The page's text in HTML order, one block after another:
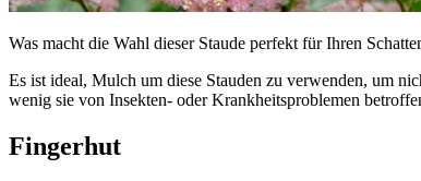
Was macht die Wahl dieser Staude perfekt für Ihren
Es ist ideal, Mulch um diese Stauden zu verwenden, um
wenig sie von Insekten- oder Krankheitsproblemen
Fingerhut